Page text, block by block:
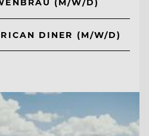
(M/W/D)
DINER (M/W/D)